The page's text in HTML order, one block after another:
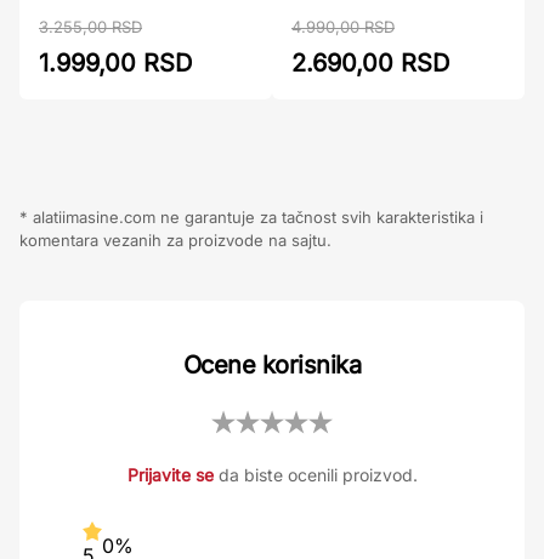
3.255,00 RSD
1.999,00 RSD
4.990,00 RSD
2.690,00 RSD
* alatiimasine.com ne garantuje za tačnost svih karakteristika i
komentara vezanih za proizvode na sajtu.
Ocene korisnika
Prijavite seda biste ocenili proizvod.
0%